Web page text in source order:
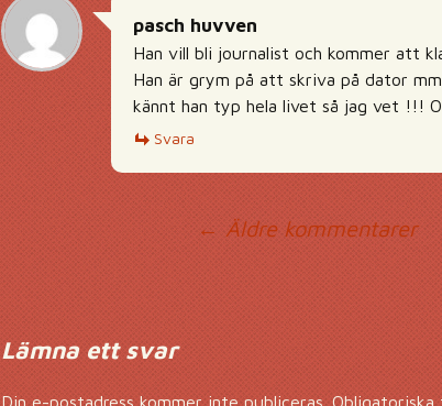
pasch huvven
Han vill bli journalist och kommer att
Han är grym på att skriva på dator
kännt han typ hela livet så jag vet !!!
Svara
← Äldre kommentarer
Lämna ett svar
Din e-postadress kommer inte publiceras.